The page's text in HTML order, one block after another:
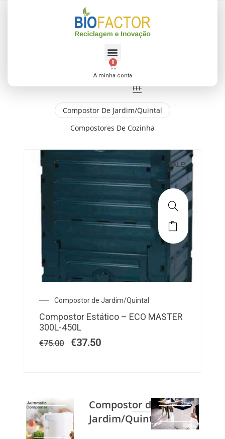
0
A minha conta
lalalorem
FFF
Compostor De Jardim/Quintal
Compostores De Cozinha
SALE!
Compostor de Jardim/Quintal
Compostor Estático – ECO MASTER
300L-450L
€75.00 €37.50
Compostor de
Jardim/Quintal1